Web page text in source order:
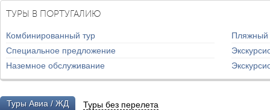
ТУРЫ В ПОРТУГАЛИЮ
Комбинированный тур
Пляжный
Специальное предложение
Наземное обслуживание
Туры Авиа / ЖД Туры без перелета